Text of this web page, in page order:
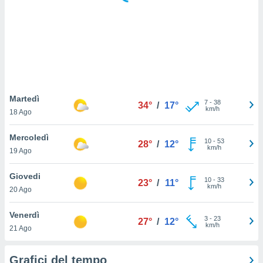
per
utilizzati
il
o
Martedì
18 Ago
34° / 17° 7- 38
km/h
Mercoledì
19 Ago
28° / 12° 10- 53
km/h
Giovedi
20 Ago
23° / 11° 10- 33
km/h
Venerdì
21 Ago
27° / 12° 3- 23
km/h
Grafici del tempo